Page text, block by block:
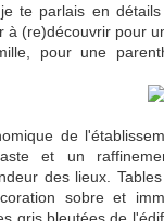
te parlais en
à (re)découvrir pour
pour une
de
et un
des lieux.
sobre et